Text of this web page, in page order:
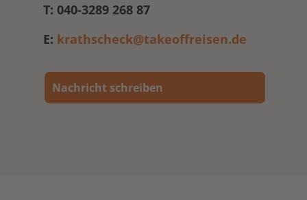
T: 040-3289 268 87
E: krathscheck@takeoffreisen.de
Nachricht schreiben